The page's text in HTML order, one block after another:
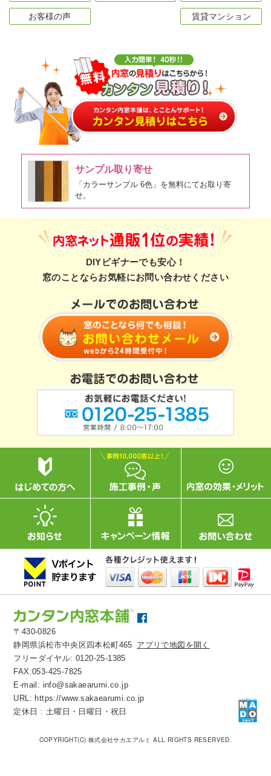
お客様の声 賃貸マンション
サンプル取り寄せ
「カラーサンプル 6色」を無料にてお取り寄
せ。
DIYビギナーでも安心！
窓のことならお気軽にお問い合わせください
〒430-0826
静岡県浜松市中央区四本松町465 アプリで地図を開く
フリーダイヤル:0120-25-1385
FAX:053-425-7825
E-mail: info@sakaearumi.co.jp
URL: https://www.sakaearumi.co.jp
定休日 : 土曜日・日曜日・祝日
COPYRIGHT(C) 株式会社サカエアルミ ALL RIGHTS RESERVED.